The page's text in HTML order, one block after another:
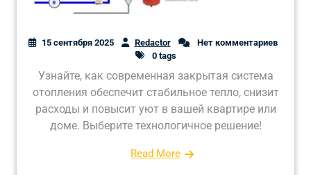
15 сентября 2025 Redactor
Нет комментариев
0 tags
Узнайте, как современная закрытая система
отопления обеспечит стабильное тепло, снизит
расходы и повысит уют в вашей квартире или
доме. Выберите технологичное решение!
Read More